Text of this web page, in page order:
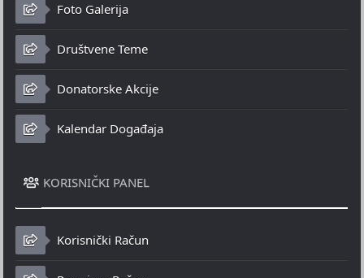
Foto Galerija
Društvene Teme
Donatorske Akcije
Kalendar Događaja
KORISNIČKI PANEL
Korisnički Račun